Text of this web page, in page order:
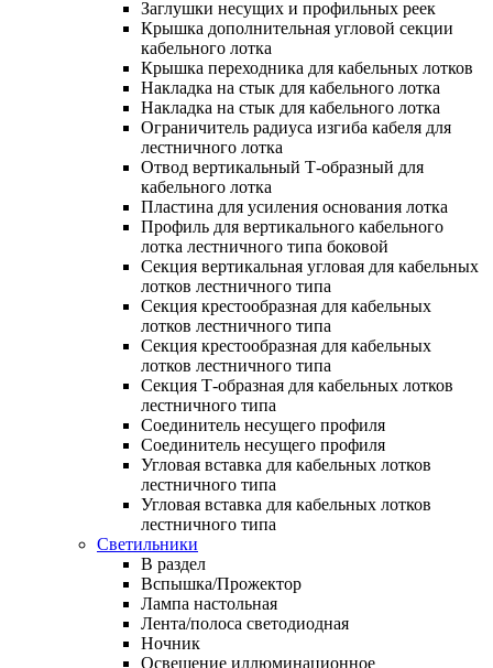
Заглушки несущих и профильных реек
Крышка дополнительная угловой секции
кабельного лотка
Крышка переходника для кабельных лотков
Накладка на стык для кабельного лотка
Накладка на стык для кабельного лотка
Ограничитель радиуса изгиба кабеля для
лестничного лотка
Отвод вертикальный Т-образный для
кабельного лотка
Пластина для усиления основания лотка
Профиль для вертикального кабельного
лотка лестничного типа боковой
Секция вертикальная угловая для кабельных
лотков лестничного типа
Секция крестообразная для кабельных
лотков лестничного типа
Секция крестообразная для кабельных
лотков лестничного типа
Секция Т-образная для кабельных лотков
лестничного типа
Соединитель несущего профиля
Соединитель несущего профиля
Угловая вставка для кабельных лотков
лестничного типа
Угловая вставка для кабельных лотков
лестничного типа
Светильники
В раздел
Вспышка/Прожектор
Лампа настольная
Лента/полоса светодиодная
Ночник
Освещение иллюминационное